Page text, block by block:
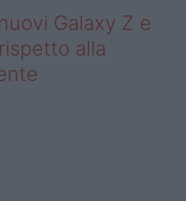
Galaxy Z e
alla